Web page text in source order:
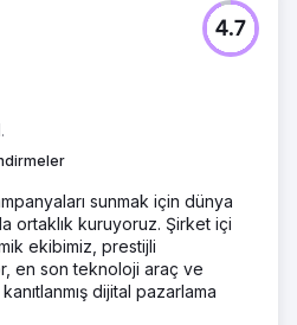
4.7
sunmak için dünya
ortaklık kuruyoruz. Şirket içi
ekibimiz, prestijli
en son teknoloji araç ve
dijital pazarlama